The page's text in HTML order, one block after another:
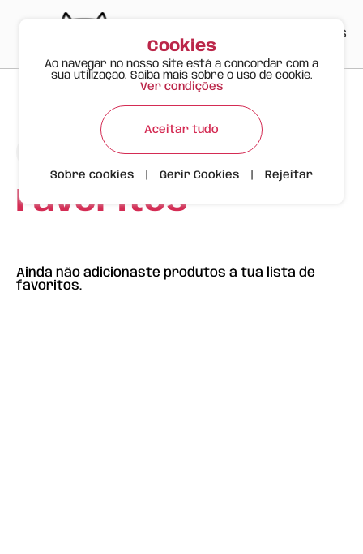
ES
Favoritos
Voltar à área reservada
Ainda não adicionaste produtos à tua lista de
favoritos.
Cookies
Ao navegar no nosso site está a concordar com a
sua utilização. Saiba mais sobre o uso de cookie.
Ver condições
Aceitar tudo
Sobre cookies Gerir Cookies Rejeitar